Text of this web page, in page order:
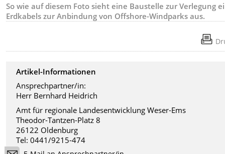
So wie auf diesem Foto sieht eine Baustelle zur Verlegung
Erdkabels zur Anbindung von Offshore-Windparks aus.
Artikel-Informationen
Ansprechpartner/in:
Herr Bernhard Heidrich
Amt für regionale Landesentwicklung Weser-Ems
Theodor-Tantzen-Platz 8
26122 Oldenburg
Tel: 0441/9215-474